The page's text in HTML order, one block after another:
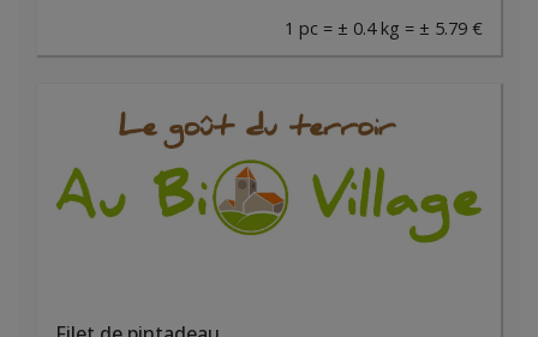
1 pc = ± 0.4 kg = ± 5.79 €